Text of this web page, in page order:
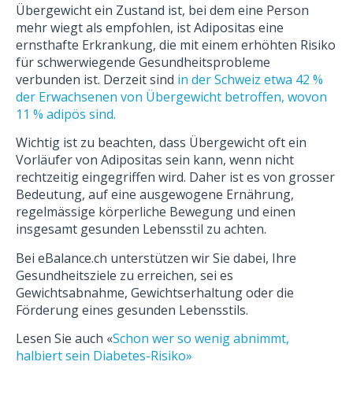
Übergewicht ein Zustand ist, bei dem eine Person
mehr wiegt als empfohlen, ist Adipositas eine
ernsthafte Erkrankung, die mit einem erhöhten Risiko
für schwerwiegende Gesundheitsprobleme
verbunden ist. Derzeit sind in der Schweiz etwa 42 %
der Erwachsenen von Übergewicht betroffen, wovon
11 % adipös sind.
Wichtig ist zu beachten, dass Übergewicht oft ein
Vorläufer von Adipositas sein kann, wenn nicht
rechtzeitig eingegriffen wird. Daher ist es von grosser
Bedeutung, auf eine ausgewogene Ernährung,
regelmässige körperliche Bewegung und einen
insgesamt gesunden Lebensstil zu achten.
Bei eBalance.ch unterstützen wir Sie dabei, Ihre
Gesundheitsziele zu erreichen, sei es
Gewichtsabnahme, Gewichtserhaltung oder die
Förderung eines gesunden Lebensstils.
Lesen Sie auch «Schon wer so wenig abnimmt,
halbiert sein Diabetes-Risiko»